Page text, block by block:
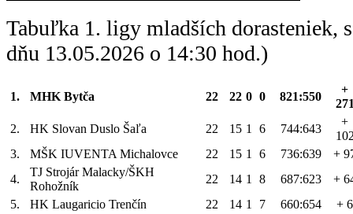
Tabuľka 1. ligy mladších dorasteniek,
dňu 13.05.2026 o 14:30 hod.)
1. MHK Bytča 22 22 0 0 821:550
+
2.
HK Slovan Duslo Šaľa 22 15 1 6 744:643
+
3.
MŠK IUVENTA Michalovce 22 15 1 6 736:639
+
4.
TJ Strojár Malacky/ŠKH
Rohožník
22 14 1 8 687:623
+
5.
HK Laugaricio Trenčín 22 14 1 7 660:654
+ 6